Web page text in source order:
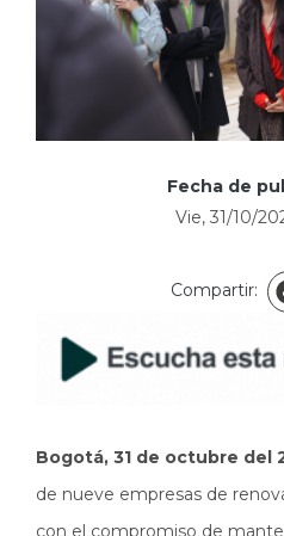
Fecha de
Vie, 31/10/
Compartir:
Bogotá, 31 de octubre del
de nueve empresas de
con el compromiso de